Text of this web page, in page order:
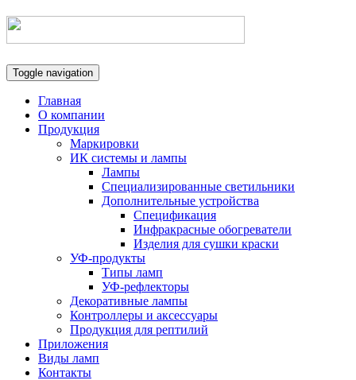
Toggle navigation
Главная
О компании
Продукция
Маркировки
ИК системы и лампы
Лампы
Специализированные светильники
Дополнительные устройства
Спецификация
Инфракрасные обогреватели
Изделия для сушки краски
УФ-продукты
Типы ламп
УФ-рефлекторы
Декоративные лампы
Контроллеры и аксессуары
Продукция для рептилий
Приложения
Виды ламп
Контакты